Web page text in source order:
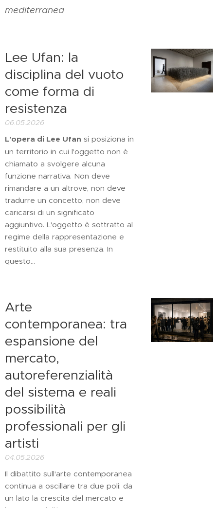
mediterranea
Lee Ufan: la
disciplina del vuoto
come forma di
resistenza
06.05.2026
L'opera di Lee Ufan si posiziona in
un territorio in cui l'oggetto non è
chiamato a svolgere alcuna
funzione narrativa. Non deve
rimandare a un altrove, non deve
tradurre un concetto, non deve
caricarsi di un significato
aggiuntivo. L'oggetto è sottratto al
regime della rappresentazione e
restituito alla sua presenza. In
questo...
Arte
contemporanea: tra
espansione del
mercato,
autoreferenzialità
del sistema e reali
possibilità
professionali per gli
artisti
04.05.2026
Il dibattito sull'arte contemporanea
continua a oscillare tra due poli: da
un lato la crescita del mercato e